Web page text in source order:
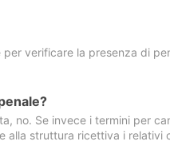
verificare la presenza di
no. Se invece i termini per
alla struttura ricettiva i relativi